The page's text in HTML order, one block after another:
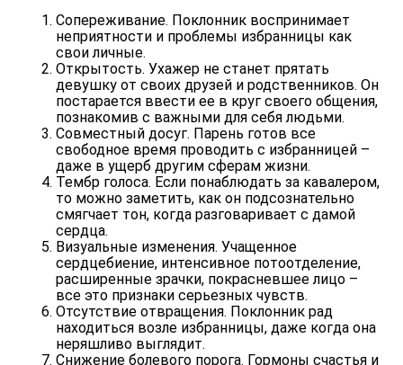
Сопереживание. Поклонник воспринимает
неприятности и проблемы избранницы как
свои личные.
Открытость. Ухажер не станет прятать
девушку от своих друзей и родственников. Он
постарается ввести ее в круг своего общения,
познакомив с важными для себя людьми.
Совместный досуг. Парень готов все
свободное время проводить с избранницей –
даже в ущерб другим сферам жизни.
Тембр голоса. Если понаблюдать за кавалером,
то можно заметить, как он подсознательно
смягчает тон, когда разговаривает с дамой
сердца.
Визуальные изменения. Учащенное
сердцебиение, интенсивное потоотделение,
расширенные зрачки, покрасневшее лицо –
все это признаки серьезных чувств.
Отсутствие отвращения. Поклонник рад
находиться возле избранницы, даже когда она
неряшливо выглядит.
Снижение болевого порога. Гормоны счастья и